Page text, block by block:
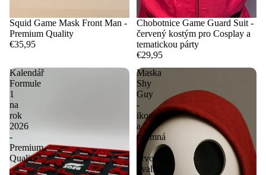
Squid Game Mask Front Man -
Premium Quality
€35,95
Chobotnice Game Guard Suit -
červený kostým pro Cosplay a
tematickou párty
€29,95
Kalendář
Formule
1
na
rok
2026
-
Premium
Quality
Maska
Shy
Guy
-
ikonická
a
tajemná
-
prvotřídní
kvalita